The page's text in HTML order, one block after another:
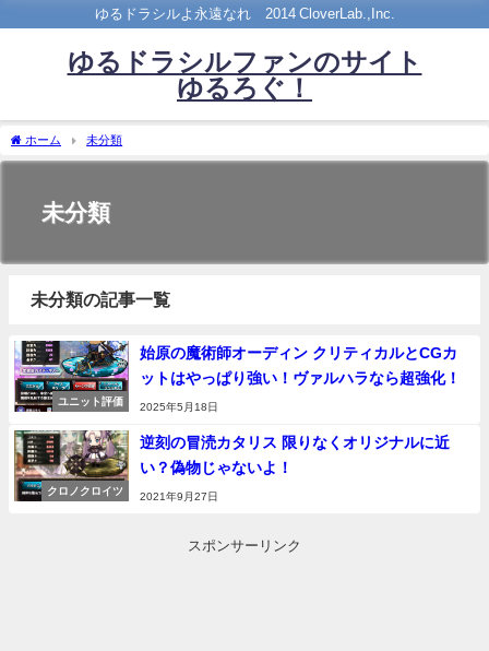
ゆるドラシルよ永遠なれ©2014 CloverLab.,Inc.
ゆるドラシルファンのサイト
ゆるろぐ！
ホーム 未分類
未分類
未分類の記事一覧
ユニット評価
始原の魔術師オーディン クリティカルとCGカ
ットはやっぱり強い！ヴァルハラなら超強化！
2025年5月18日
クロノクロイツ
逆刻の冒涜カタリス 限りなくオリジナルに近
い？偽物じゃないよ！
2021年9月27日
スポンサーリンク